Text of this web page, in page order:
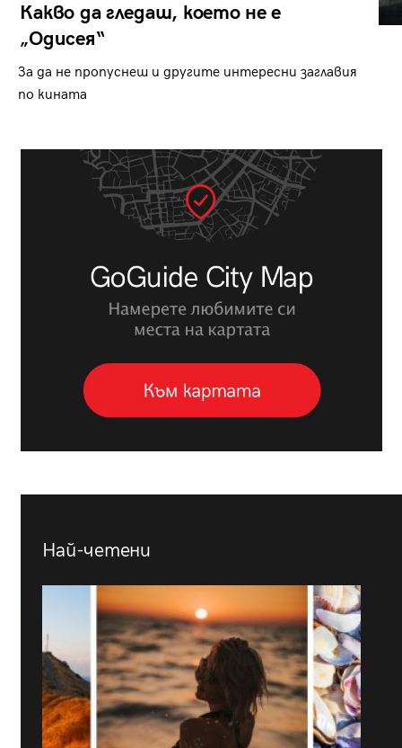
Какво да гледаш, което не е
„Одисея“
За да не пропуснеш и другите интересни заглавия
по кината
Най-четени